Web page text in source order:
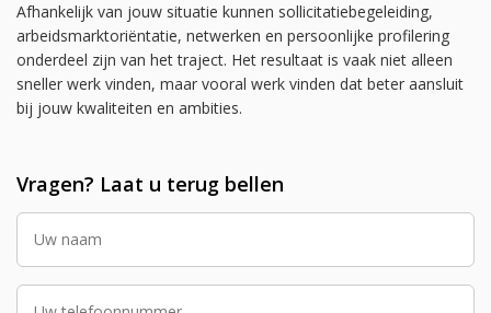
Afhankelijk van jouw situatie kunnen sollicitatiebegeleiding,
arbeidsmarktoriëntatie, netwerken en persoonlijke profilering
onderdeel zijn van het traject. Het resultaat is vaak niet alleen
sneller werk vinden, maar vooral werk vinden dat beter aansluit
bij jouw kwaliteiten en ambities.
Vragen? Laat u terug bellen